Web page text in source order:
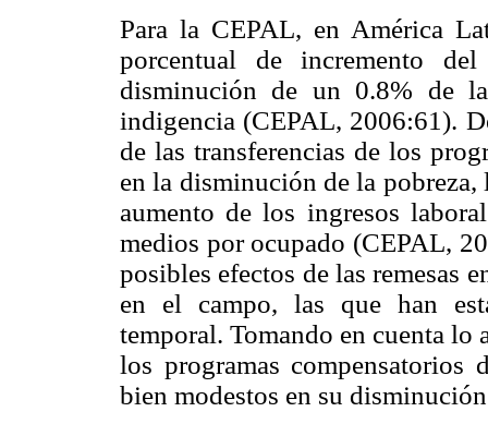
Para la CEPAL, en América
porcentual de incremento
disminución de un 0.8% de
indigencia (CEPAL, 2006:61).
de las transferencias de los
en la disminución de la
aumento de los ingresos
medios por ocupado (CEPAL,
posibles efectos de las remesas
en el campo, las que han
temporal. Tomando en cuenta lo
los programas compensatorios
bien modestos en su